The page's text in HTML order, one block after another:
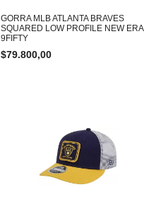
GORRA MLB ATLANTA BRAVES
SQUARED LOW PROFILE NEW ERA
9FIFTY
$79.800,00